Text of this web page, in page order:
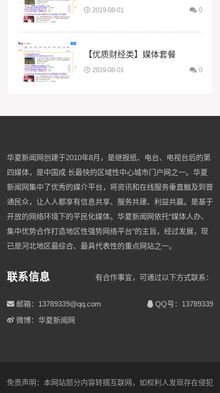
2019-08-01 0
【优质财经类】媒体套餐
2019-08-01 0
华夏新闻网创建于2010年8月，是继报纸、电台、电视台后的第
四媒体，是中国成 长最快的区域性中心城市门户网之一。华夏
新闻网集中了优秀的媒介平台，将资讯和在线服务垂直触及到普
通民众，让人人都享有信息共享、服务共建、利益共赢。是基于
开放的网络环境下的平民化媒体。华夏新闻网依托“媒体人办、
集中优势合作打造地区性强势网络平台”的主旨，经过发展，现
已是河北地区最综合、最具代表性的重点网站之一。
联系信息 有合作事宜，可通过以下方式联系：
邮箱：13789339@qq.com
QQ号：13789339
微博：华夏新闻网
免责声明：本网站部分内容转摘互联网，如权利人发现存在侵犯